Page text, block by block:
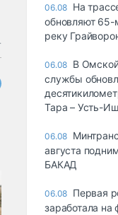
06.08 На
обновляют
реку
06.08 В
службы
Тара – Усть-
06.08
августа
БАКАД
06.08 Первая
заработала на